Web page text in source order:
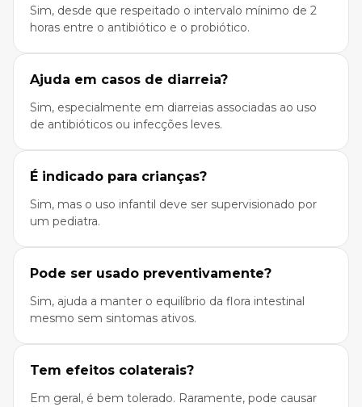
Sim, desde que respeitado o intervalo mínimo de 2
horas entre o antibiótico e o probiótico.
Ajuda em casos de diarreia?
Sim, especialmente em diarreias associadas ao uso
de antibióticos ou infecções leves.
É indicado para crianças?
Sim, mas o uso infantil deve ser supervisionado por
um pediatra.
Pode ser usado preventivamente?
Sim, ajuda a manter o equilíbrio da flora intestinal
mesmo sem sintomas ativos.
Tem efeitos colaterais?
Em geral, é bem tolerado. Raramente, pode causar